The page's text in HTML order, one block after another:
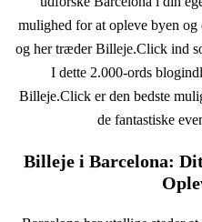
mulighed for at opleve byen og
og her træder Billeje.Click ind
I dette 2.000-ords
Billeje.Click er den bedste
de fantastiske
Billeje i Barcelona: